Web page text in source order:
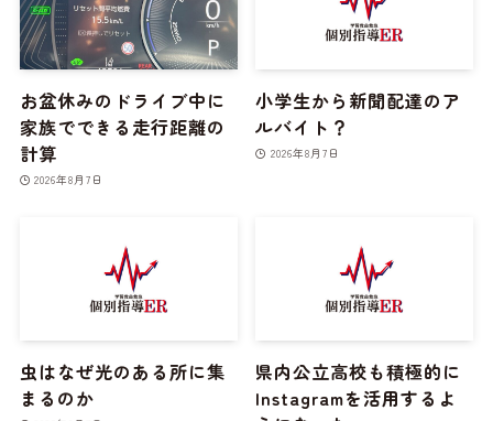
お盆休みのドライブ中に
家族でできる走行距離の
計算
2026年8月7日
小学生から新聞配達のア
ルバイト？
2026年8月7日
虫はなぜ光のある所に集
まるのか
県内公立高校も積極的に
Instagramを活用するよ